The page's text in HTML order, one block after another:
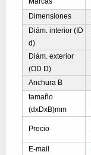
Dimensiones
Diám. interior (ID
d)
Diám. exterior
(OD D)
Anchura B
tamaño
(dxDxB)mm
Precio
E-mail